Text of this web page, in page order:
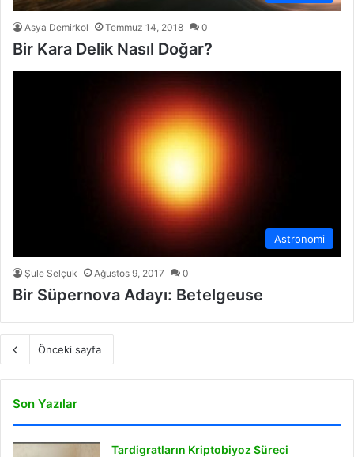
Asya Demirkol Temmuz 14, 2018 0
Bir Kara Delik Nasıl Doğar?
Astronomi
Şule Selçuk Ağustos 9, 2017 0
Bir Süpernova Adayı: Betelgeuse
Önceki sayfa
Son Yazılar
Tardigratların Kriptobiyoz Süreci